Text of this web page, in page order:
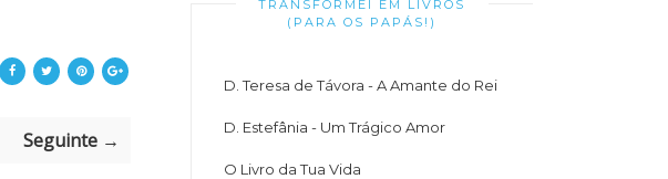
Seguinte →
TRANSFORMEI EM LIVROS
(PARA OS PAPÁS!)
D. Teresa de Távora - A Amante do Rei
D. Estefânia - Um Trágico Amor
O Livro da Tua Vida